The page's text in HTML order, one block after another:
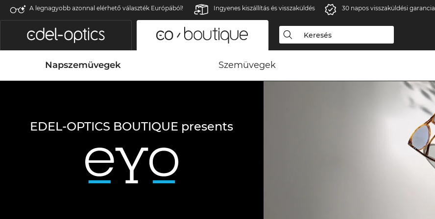
A legnagyobb azonnal elérhető választék Európából! Ingyenes kiszállítás és visszaküldés 30 napos visszaküldési garancia
Napszemüvegek Szemüvegek
EDEL-OPTICS BOUTIQUE presents